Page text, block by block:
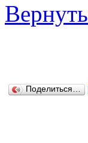
Поделиться…